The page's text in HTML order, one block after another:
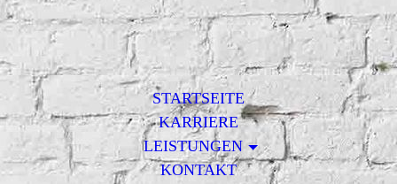
STARTSEITE
KARRIERE
LEISTUNGEN
KONTAKT